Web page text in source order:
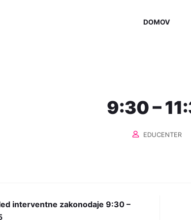
DOMOV
9:30 –
EDUCENTER
interventne zakonodaje 9:30 –